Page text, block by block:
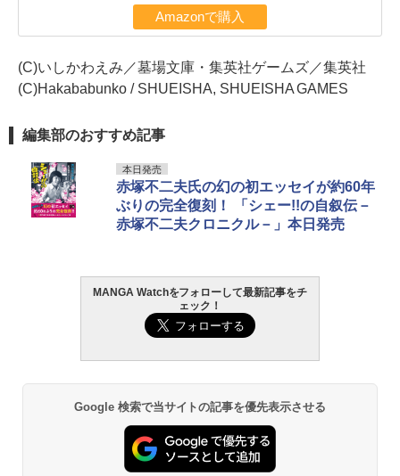
Amazonで購入
(C)いしかわえみ／墓場文庫・集英社ゲームズ／集英社
(C)Hakababunko / SHUEISHA, SHUEISHA GAMES
編集部のおすすめ記事
本日発売
赤塚不二夫氏の幻の初エッセイが約60年
ぶりの完全復刻！ 「シェー!!の自叙伝－
赤塚不二夫クロニクル－」本日発売
MANGA Watchをフォローして最新記事をチ
ェック！
Google 検索で当サイトの記事を優先表示させる